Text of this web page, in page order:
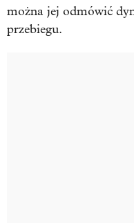
można jej odmówić
przebiegu.